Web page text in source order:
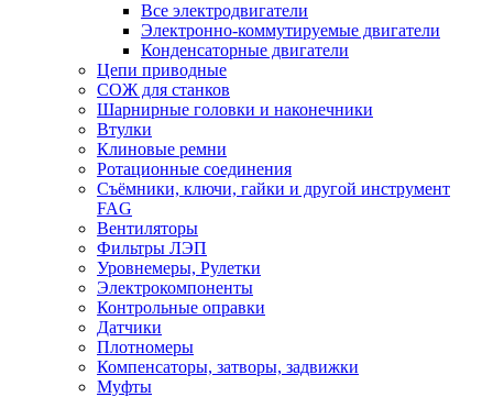
Все электродвигатели
Электронно-коммутируемые двигатели
Конденсаторные двигатели
Цепи приводные
СОЖ для станков
Шарнирные головки и наконечники
Втулки
Клиновые ремни
Ротационные соединения
Съёмники, ключи, гайки и другой инструмент
FAG
Вентиляторы
Фильтры ЛЭП
Уровнемеры, Рулетки
Электрокомпоненты
Контрольные оправки
Датчики
Плотномеры
Компенсаторы, затворы, задвижки
Муфты